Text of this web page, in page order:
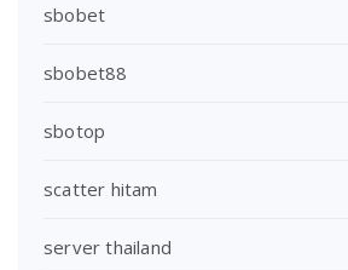
sbobet
sbobet88
sbotop
scatter hitam
server thailand